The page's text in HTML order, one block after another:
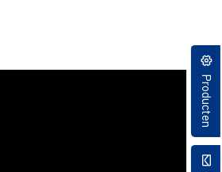
Producten